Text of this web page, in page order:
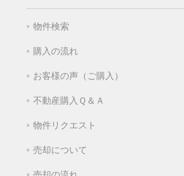
物件検索
購入の流れ
お客様の声（ご購入）
不動産購入Ｑ＆Ａ
物件リクエスト
売却について